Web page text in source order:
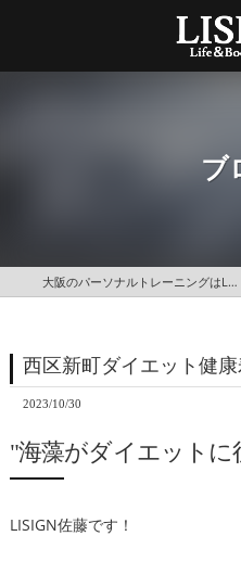
ブ
大阪のパーソナルトレーニングはLISIGN
西区新町ダイエット健
2023/10/30
"海藻がダイエットに
LISIGN佐藤です！